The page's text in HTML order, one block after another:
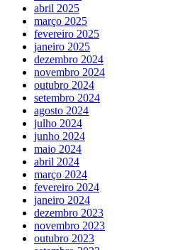
abril 2025
março 2025
fevereiro 2025
janeiro 2025
dezembro 2024
novembro 2024
outubro 2024
setembro 2024
agosto 2024
julho 2024
junho 2024
maio 2024
abril 2024
março 2024
fevereiro 2024
janeiro 2024
dezembro 2023
novembro 2023
outubro 2023